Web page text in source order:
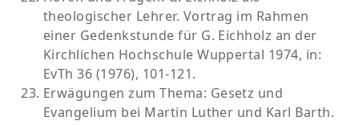
theologischer Lehrer. Vortrag im Rahmen
einer Gedenkstunde für G. Eichholz an der
Kirchlichen Hochschule Wuppertal 1974, in:
EvTh 36 (1976), 101-121.
Erwägungen zum Thema: Gesetz und
Evangelium bei Martin Luther und Karl Barth.